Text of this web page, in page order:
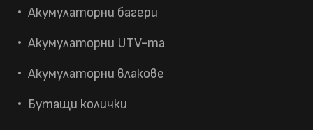
Акумулаторни багери
Акумулаторни UTV-та
Акумулаторни влакове
Бутащи колички